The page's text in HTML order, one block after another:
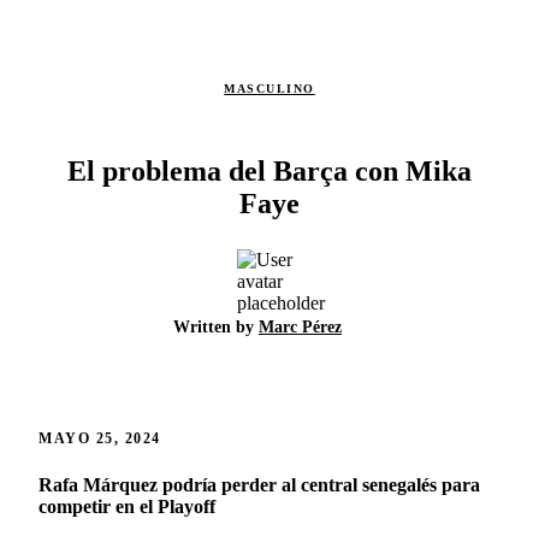
MASCULINO
El problema del Barça con Mika
Faye
Written by Marc Pérez
MAYO 25, 2024
Rafa Márquez podría perder al central senegalés para
competir en el Playoff